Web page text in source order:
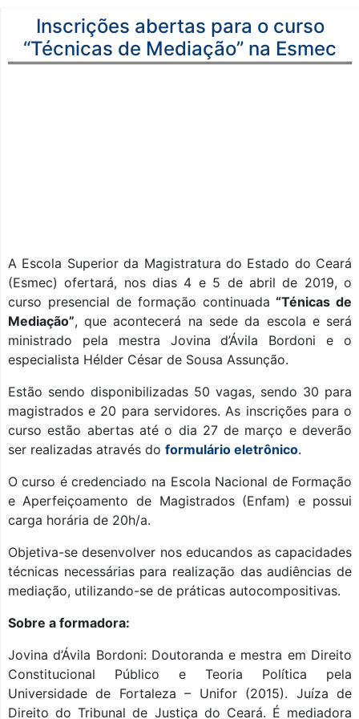
Inscrições abertas para o curso
“Técnicas de Mediação” na Esmec
A Escola Superior da Magistratura do Estado do Ceará
(Esmec) ofertará, nos dias 4 e 5 de abril de 2019, o
curso presencial de formação continuada “Ténicas de
Mediação”, que acontecerá na sede da escola e será
ministrado pela mestra Jovina d’Ávila Bordoni e o
especialista Hélder César de Sousa Assunção.
Estão sendo disponibilizadas 50 vagas, sendo 30 para
magistrados e 20 para servidores. As inscrições para o
curso estão abertas até o dia 27 de março e deverão
ser realizadas através do formulário eletrônico.
O curso é credenciado na Escola Nacional de Formação
e Aperfeiçoamento de Magistrados (Enfam) e possui
carga horária de 20h/a.
Objetiva-se desenvolver nos educandos as capacidades
técnicas necessárias para realização das audiências de
mediação, utilizando-se de práticas autocompositivas.
Sobre a formadora:
Jovina d’Ávila Bordoni: Doutoranda e mestra em Direito
Constitucional Público e Teoria Política pela
Universidade de Fortaleza – Unifor (2015). Juíza de
Direito do Tribunal de Justiça do Ceará. É mediadora